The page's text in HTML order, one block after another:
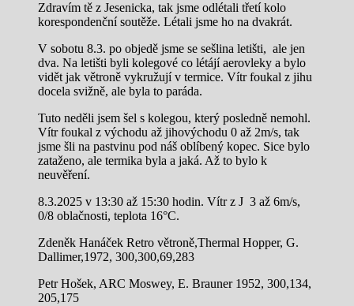
Zdravím tě z Jesenicka, tak jsme odlétali třetí kolo
korespondenční soutěže. Létali jsme ho na dvakrát.
V sobotu 8.3. po objedě jsme se sešlina letišti, ale jen
dva. Na letišti byli kolegové co létájí aerovleky a bylo
vidět jak větroně vykružují v termice. Vítr foukal z jihu
docela svižně, ale byla to paráda.
Tuto neděli jsem šel s kolegou, který posledně nemohl.
Vítr foukal z východu až jihovýchodu 0 až 2m/s, tak
jsme šli na pastvinu pod náš oblíbený kopec. Sice bylo
zataženo, ale termika byla a jaká. Až to bylo k
neuvěření.
8.3.2025 v 13:30 až 15:30 hodin. Vítr z J 3 až 6m/s,
0/8 oblačnosti, teplota 16°C.
Zdeněk Hanáček Retro větroně,Thermal Hopper, G.
Dallimer,1972, 300,300,69,283
Petr Hošek, ARC Moswey, E. Brauner 1952, 300,134,
205,175